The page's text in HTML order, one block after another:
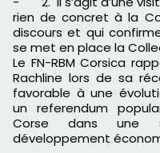
rien de concret à la
discours et qui
se met en place la
Le FN-RBM Corsica
Rachline lors de sa
favorable à une
un referendum
Corse dans une
développement